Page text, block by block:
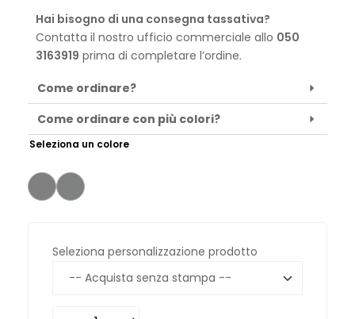
Hai bisogno di una consegna tassativa?
Contatta il nostro ufficio commerciale allo 050
3163919 prima di completare l’ordine.
Come ordinare?
Come ordinare con più colori?
Seleziona un colore
Seleziona personalizzazione prodotto